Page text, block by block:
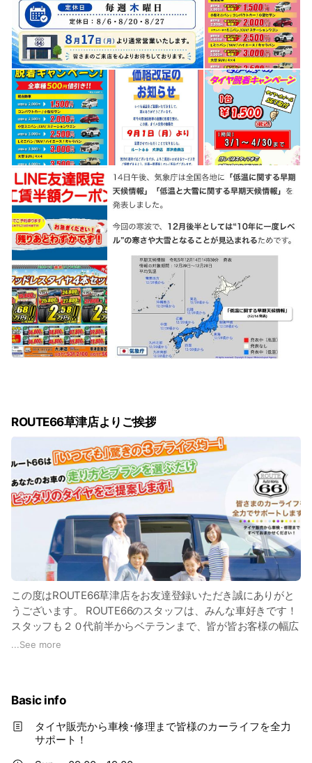
ROUTE66草津店よりご挨拶
この度はROUTE66草津店をお友達登録いただき誠にありがと
うございます。 ROUTE66のスタッフは、みんな車好きです！
スタッフも２０代前半からベテランまで、皆が皆お客様の幅広
い要望にお応えできるように日々勉強しています。 当店は格
します。 気になる方はお問い合わせくださいね。 国道1号線
「南田山」の交差点を名神高速道路方面へ進み、新幹線の高架
を越えてセブンイレブンを右折すぐのところにあります。 ぜ
ひお気軽にお越しください！
...See more
Basic info
タイヤ販売から車検･修理まで皆様のカーライフを全力
サポート！